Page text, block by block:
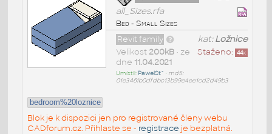
all_Sizes.rfa
Bed - Small Sizes
kat:Ložnice
Revit family
Staženo: 44x
Velikost 200kB• ze
dne 11.04.2021
Umístil: PawelSt^ • md5:
01e3461b0dfdbc13b99e4ee1cd2d49b3
bedroom%20loznice
Blok je k dispozici jen pro registrované členy webu
CADforum.cz. Přihlaste se - registrace je bezplatná.